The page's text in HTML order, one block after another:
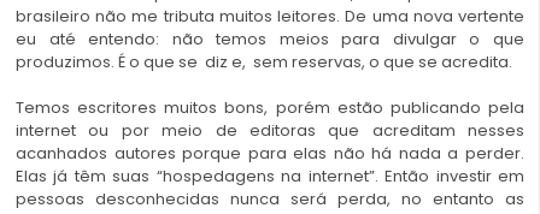
brasileiro não me tributa muitos leitores. De uma nova vertente
eu até entendo: não temos meios para divulgar o que
produzimos. É o que se diz e, sem reservas, o que se acredita.
Temos escritores muitos bons, porém estão publicando pela
internet ou por meio de editoras que acreditam nesses
acanhados autores porque para elas não há nada a perder.
Elas já têm suas “hospedagens na internet”. Então investir em
pessoas desconhecidas nunca será perda, no entanto as